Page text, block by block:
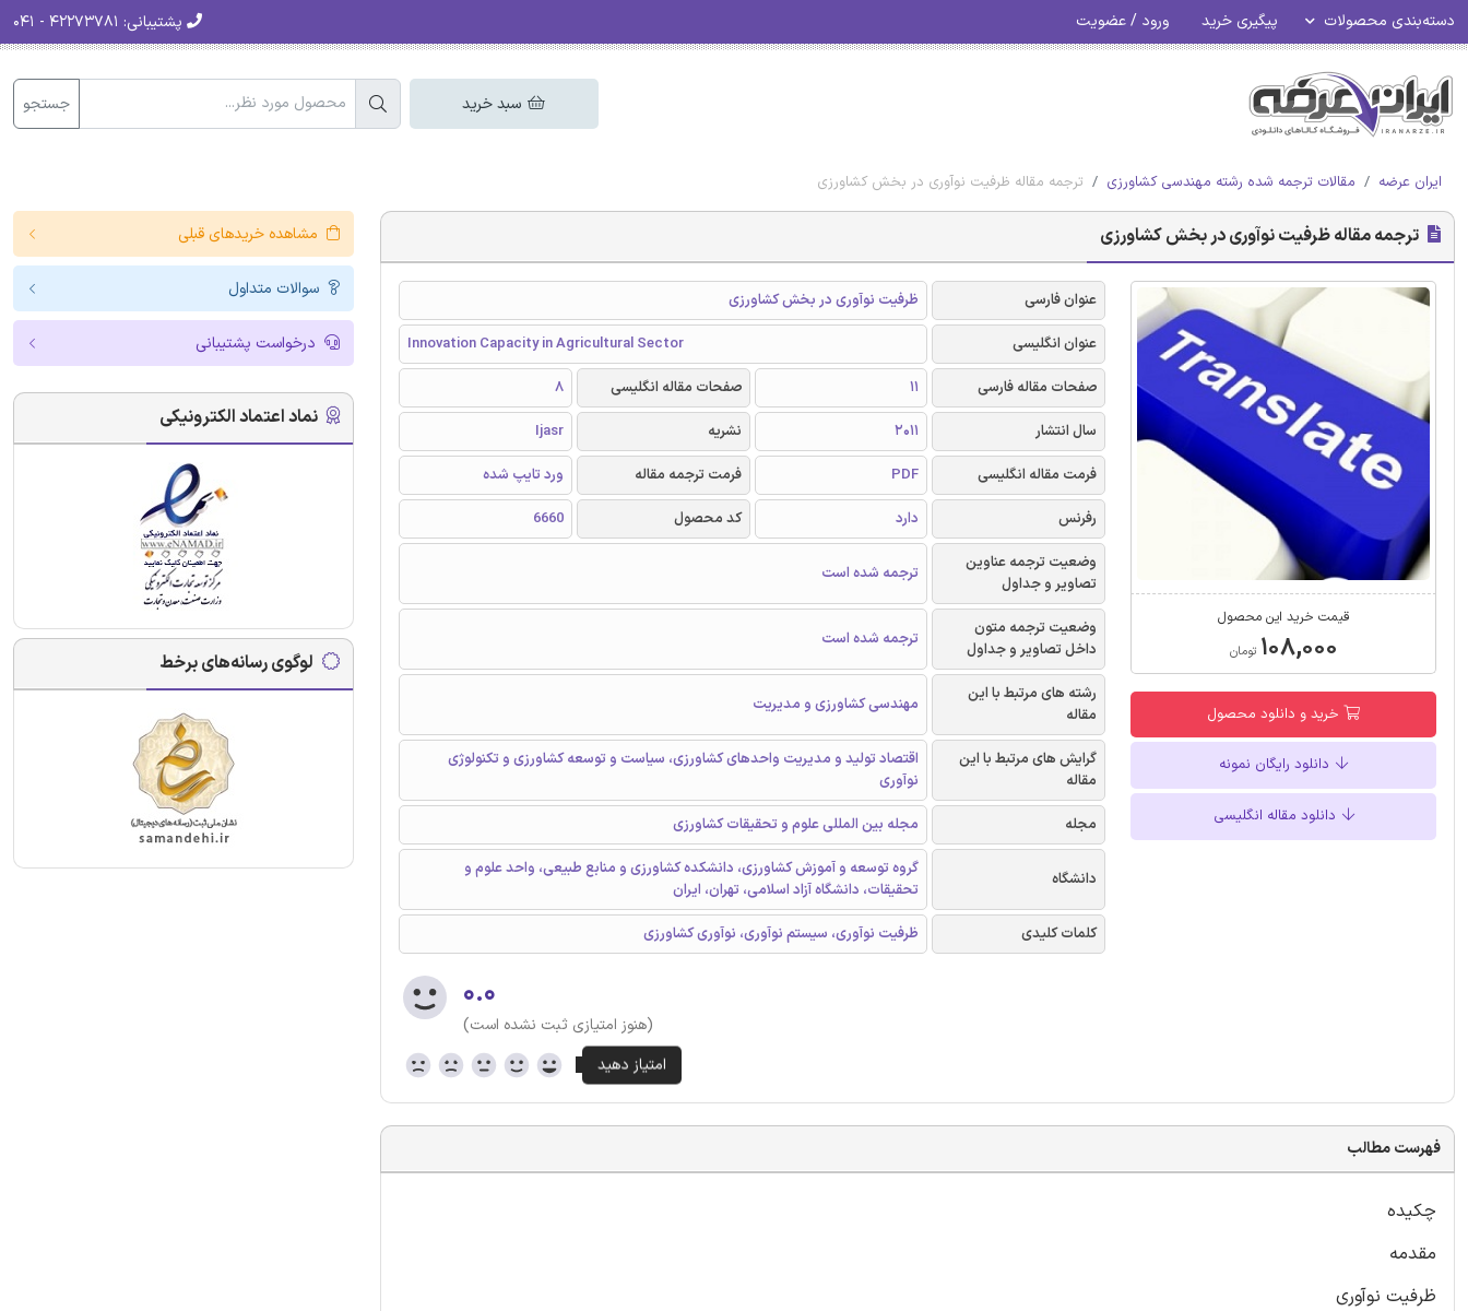
دسته‌بندی محصولات پیگیری خرید ورود / عضویت پشتیبانی:
سبد خرید جستجو
ایران عرضه مقالات ترجمه شده رشته مهندسی کشاورزی ترجمه مقاله ظرفیت نوآوری در بخش کشاورزی
ترجمه مقاله ظرفیت نوآوری در بخش کشاورزی
قیمت خرید این محصول
۱۰۸,۰۰۰ تومان
خرید و دانلود محصول
دانلود رایگان نمونه
دانلود مقاله انگلیسی
عنوان فارسی
ظرفیت نوآوری در بخش کشاورزی
عنوان انگلیسی
Innovation Capacity in Agricultural Sector
صفحات مقاله فارسی
11 صفحات مقاله انگلیسی
8
سال انتشار
2011 نشریه
Ijasr
فرمت مقاله انگلیسی
PDF فرمت ترجمه مقاله
ورد تایپ شده
رفرنس
دارد کد محصول
6660
وضعیت ترجمه عناوین
تصاویر و جداول
ترجمه شده است
وضعیت ترجمه متون
داخل تصاویر و جداول
ترجمه شده است
رشته های مرتبط با این
مقاله
مهندسی کشاورزی و مدیریت
گرایش های مرتبط با این
مقاله
اقتصاد تولید و مدیریت واحدهای کشاورزی، سیاست و توسعه کشاورزی و تکنولوژی
نوآوری
مجله
مجله بین المللی علوم و تحقیقات کشاورزی
دانشگاه
گروه توسعه و آموزش کشاورزی، دانشکده کشاورزی و منابع طبیعی، واحد علوم و
تحقیقات، دانشگاه آزاد اسلامی، تهران، ایران
کلمات کلیدی
ظرفیت نوآوری، سیستم نوآوری، نوآوری کشاورزی
۰.۰
(هنوز امتیازی ثبت نشده است)
فهرست مطالب
چکیده
مقدمه
ظرفیت نوآوری
مشاهده خریدهای قبلی
سوالات متداول
درخواست پشتیبانی
نماد اعتماد الکترونیکی
لوگوی رسانه‌های برخط